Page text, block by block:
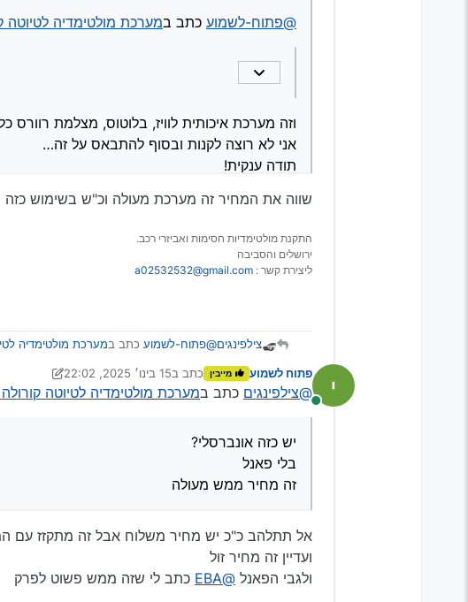
וזה T 10
אני לא רוצה לקנות ובסוף להתבאס על זה…@פתוח-לשמוע כתב במערכת מולטימדיה לטיוטה
וזה מערכת איכותית לוויז, בלוטוס, מצלמת רוורס
אני לא רוצה לקנות ובסוף להתבאס על זה…
תודה ענקית!
שווה את המחיר זה מערכת מעולה וכ"ש בשימוש כזה
התקנת מולטימדיות חסימות ואביזרי רכב.
ירושלים והסביבה
ליצירת קשר : a02532532@gmail.com
צילפינגים@פתוח-לשמוע כתב במערכת מולטימדיה
@ארי-0
ותחכה ל20 בחודש יש קופונים
Spoiler
בלי פאנל
מחובר
פתוח לשמוע מייבין כתב ב15 בינו׳ 2025, 22:02
נערך לאחרונה על ידי פתוח לשמוע
@צילפינגים כתב במערכת מולטימדיה לטיוטה קורולה 2010
יש כזה אונברסלי?
בלי פאנל
זה מחיר ממש מעולה
אל תתלהב כ"כ יש מחיר משלוח אבל זה מתקזז עם
ועדיין זה מחיר זול
ולגבי הפאנל @EBA כתב לי שזה ממש פשוט לפרק